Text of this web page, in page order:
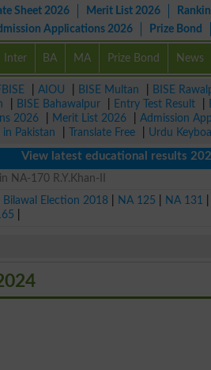
Sheet 2026 Merit List 2026
Applications 2026 Prize Bond
Inter BA MA Prize Bond News
AIOU BISE Multan BISE
BISE Bahawalpur Entry Test Result
2026 Merit List 2026 Admission
Pakistan Translate Free Urdu
View latest educational results 2026
NA-170 R.Y.Khan-II
Bilawal Election 2018 NA 125 NA 131